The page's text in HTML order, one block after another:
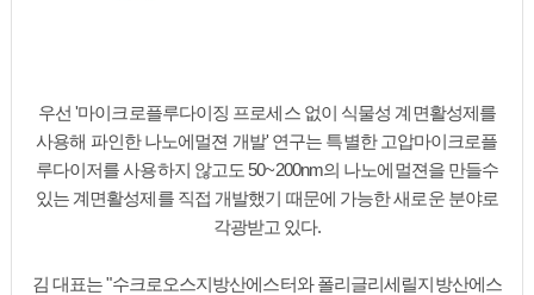
우선 '마이크로플루다이징 프로세스 없이 식물성 계면활성제를
사용해 파인한 나노에멀젼 개발' 연구는 특별한 고압마이크로플
루다이저를 사용하지 않고도 50~200nm의 나노에멀젼을 만들수
있는 계면활성제를 직접 개발했기 때문에 가능한 새로운 분야로
각광받고 있다.
김 대표는 "수크로오스지방산에스터와 폴리글리세릴지방산에스